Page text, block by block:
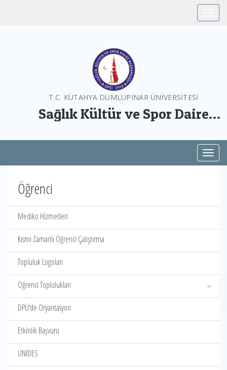
T.C. KÜTAHYA DUMLUPINAR ÜNİVERSİTESİ
Sağlık Kültür ve Spor Daire
Öğrenci
Mediko Hizmetleri
Kısmi Zamanlı Öğrenci Çalıştırma
Topluluk Logoları
Öğrenci Toplulukları
DPÜ‘de Oryantasyon
Etkinlik Başvuru
ÜNİDES